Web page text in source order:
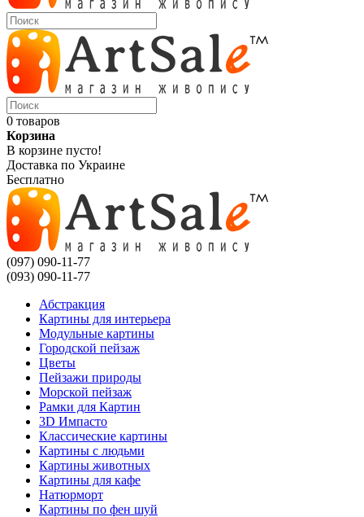
0 товаров
Корзина
В корзине пусто!
Доставка по Украине
Бесплатно
(097) 090-11-77
(093) 090-11-77
Абстракция
Картины для интерьера
Модульные картины
Городской пейзаж
Цветы
Пейзажи природы
Морской пейзаж
Рамки для Картин
3D Импасто
Классические картины
Картины с людьми
Картины животных
Картины для кафе
Натюрморт
Картины по фен шуй